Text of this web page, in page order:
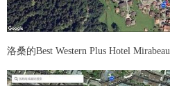
洛桑的Best Western Plus Hotel Mirabeau